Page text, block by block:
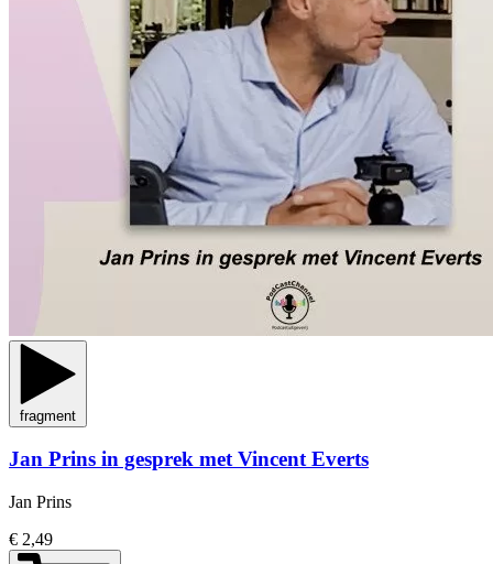
fragment
Jan Prins in gesprek met Vincent Everts
Jan Prins
€ 2,49